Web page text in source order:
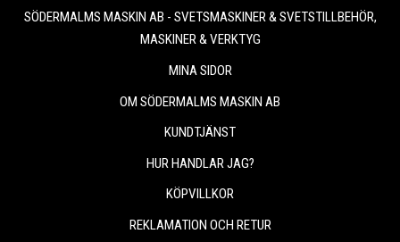
SÖDERMALMS MASKIN AB - SVETSMASKINER & SVETSTILLBEHÖR,
MASKINER & VERKTYG
MINA SIDOR
OM SÖDERMALMS MASKIN AB
KUNDTJÄNST
HUR HANDLAR JAG?
KÖPVILLKOR
REKLAMATION OCH RETUR